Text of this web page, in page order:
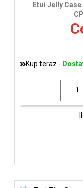
Etui Jelly
Kup teraz -